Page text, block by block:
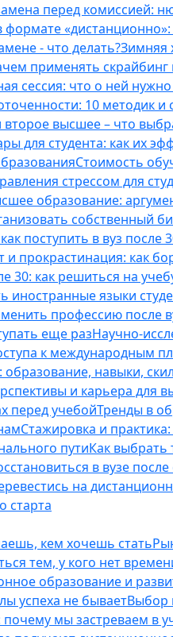
перед комиссией:
- что делать?Зимняя
применять
сессия: что о ней нужно
10 методик
второе высшее – что
для студента: как их
Стоимость
стрессом для
образование:
собственный
поступить в вуз
и прокрастинация: как
30: как решиться на
иностранные языки
профессию после
еще разНаучно-
к международным
навыки,
и карьера для
перед учебойТренды в
Стажировка и
путиКак выбрать
в вузе
на
старта
кем хочешь стать
тем, у кого нет
образование и
успеха не бываетВыбор
мы застреваем в